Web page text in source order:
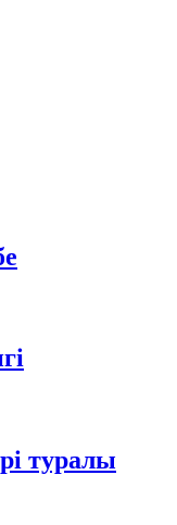
туралы